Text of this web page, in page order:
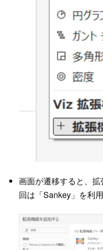
画面が遷移すると、
回は「Sankey」を